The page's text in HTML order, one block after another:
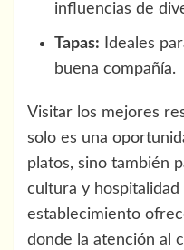
influencias de
Tapas: Ideales
buena compañía.
Visitar los mejores
solo es una
platos, sino también
cultura y hospitalidad
establecimiento
donde la atención al